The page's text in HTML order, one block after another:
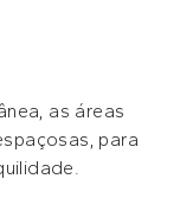
as áreas
para